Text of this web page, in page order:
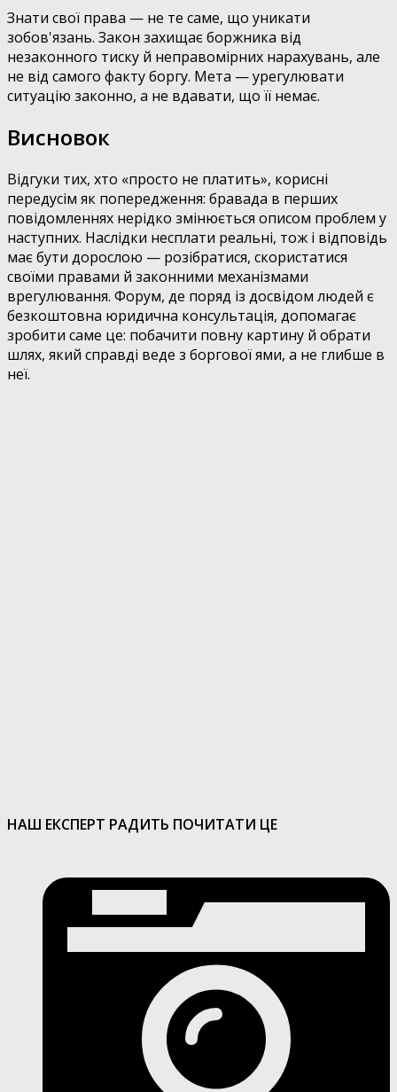
Знати свої права — не те саме, що уникати
зобов'язань. Закон захищає боржника від
незаконного тиску й неправомірних нарахувань, але
не від самого факту боргу. Мета — урегулювати
ситуацію законно, а не вдавати, що її немає.
Висновок
Відгуки тих, хто «просто не платить», корисні
передусім як попередження: бравада в перших
повідомленнях нерідко змінюється описом проблем у
наступних. Наслідки несплати реальні, тож і відповідь
має бути дорослою — розібратися, скористатися
своїми правами й законними механізмами
врегулювання. Форум, де поряд із досвідом людей є
безкоштовна юридична консультація, допомагає
зробити саме це: побачити повну картину й обрати
шлях, який справді веде з боргової ями, а не глибше в
неї.
НАШ ЕКСПЕРТ РАДИТЬ ПОЧИТАТИ ЦЕ